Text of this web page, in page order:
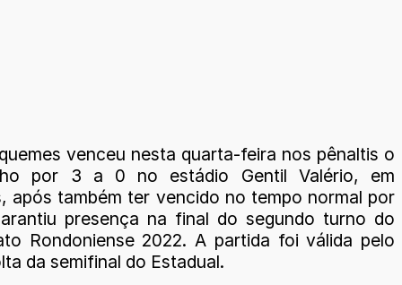
venceu nesta quarta-feira nos pênaltis o
por 3 a 0 no estádio Gentil Valério, em
após também ter vencido no tempo normal por
presença na final do segundo turno do
Rondoniense 2022. A partida foi válida pelo
da semifinal do Estadual.